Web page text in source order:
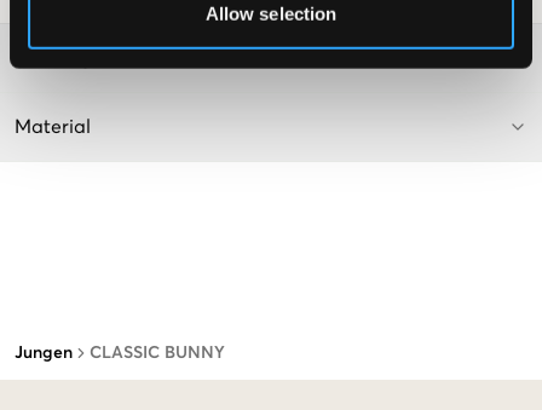
Allow selection
Jungen CLASSIC BUNNY
Material